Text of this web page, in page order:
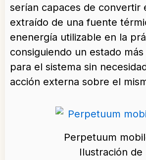
serían capaces de convertir
extraído de una fuente
enenergía utilizable en la
consiguiendo un estado
para el sistema sin
acción externa sobre el
Perpetuum
Ilustración de